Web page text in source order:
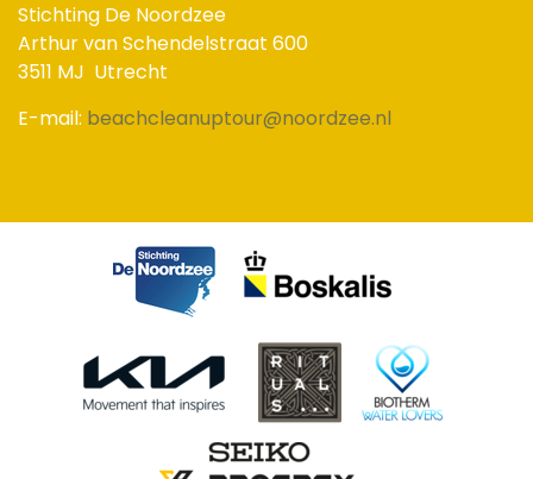
Stichting De Noordzee
Arthur van Schendelstraat 600
3511 MJ Utrecht
E-mail: beachcleanuptour@noordzee.nl